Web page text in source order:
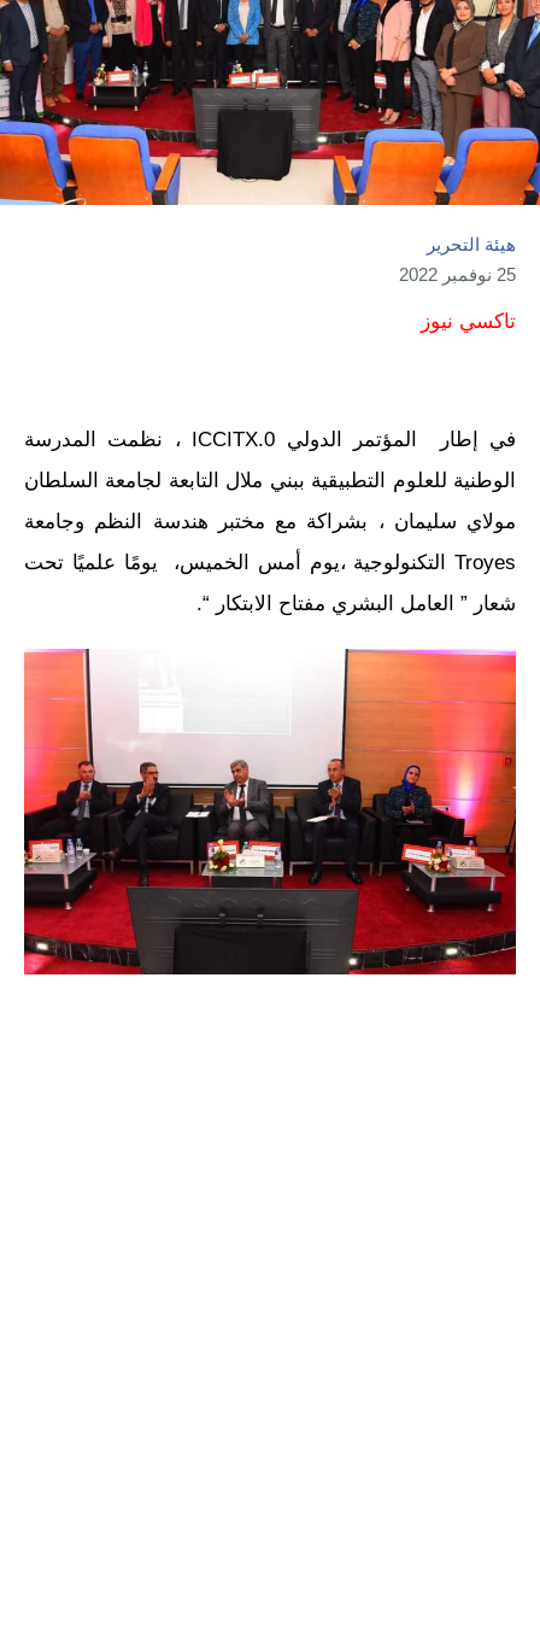
هيئة التحرير
25 نوفمبر 2022
تاكسي نيوز
في إطار المؤتمر الدولي ICCITX.0 ، نظمت المدرسة
الوطنية للعلوم التطبيقية ببني ملال التابعة لجامعة السلطان
مولاي سليمان ، بشراكة مع مختبر هندسة النظم وجامعة
Troyes التكنولوجية ،يوم أمس الخميس، يومًا علميًا تحت
شعار ” العامل البشري مفتاح الابتكار “.